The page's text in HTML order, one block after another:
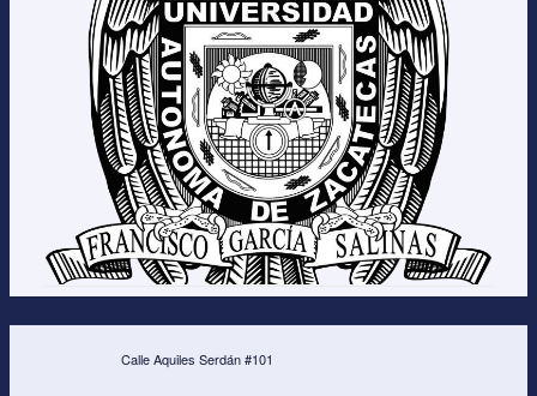
Calle Aquiles Serdán #101